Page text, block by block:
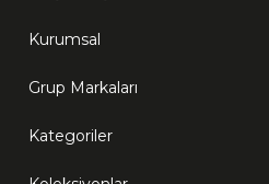
Kurumsal
Grup Markaları
Kategoriler